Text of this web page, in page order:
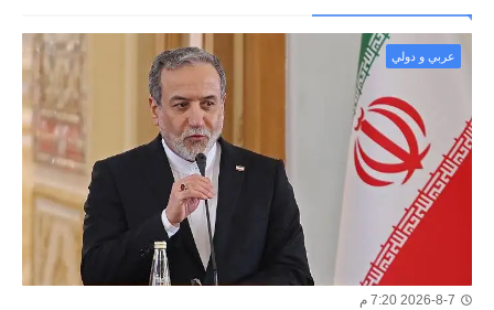
عربي و دولي
2026-8-7 7:20 م